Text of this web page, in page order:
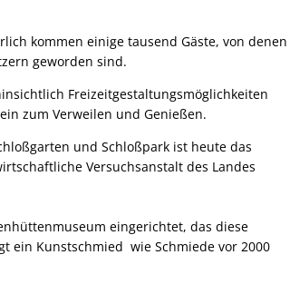
kommen einige tausend Gäste, von denen
geworden sind.
Freizeitgestaltungsmöglichkeiten
zum Verweilen und Genießen.
und Schloßpark ist heute das
Versuchsanstalt des Landes
eingerichtet, das diese
ein Kunstschmied wie Schmiede vor 2000